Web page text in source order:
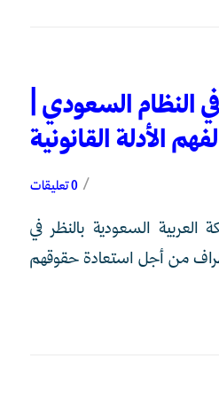
النظام السعودي |
الأدلة القانونية
/ 0 تعليقات
العربية السعودية بالنظر في
من أجل استعادة حقوقهم